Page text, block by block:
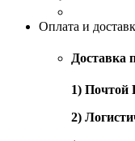
Оплата и
Доставка
1) Почтой
2)